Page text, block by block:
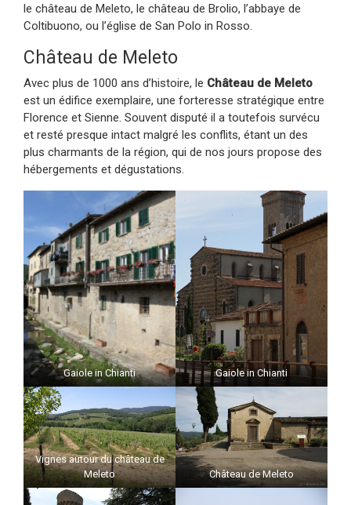
le château de Meleto, le château de Brolio, l’abbaye de
Coltibuono, ou l’église de San Polo in Rosso.
Château de Meleto
Avec plus de 1000 ans d’histoire, le Château de Meleto
est un édifice exemplaire, une forteresse stratégique entre
Florence et Sienne. Souvent disputé il a toutefois survécu
et resté presque intact malgré les conflits, étant un des
plus charmants de la région, qui de nos jours propose des
hébergements et dégustations.
Gaiole in Chianti Gaiole in Chianti
Vignes autour du château de
Meleto
Château de Meleto